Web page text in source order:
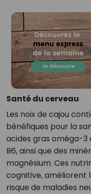
Santé du cerveau
Les noix de cajou
bénéfiques pour la
acides gras oméga-3
B6, ainsi que des
magnésium. Ces
cognitive, améliorent
risque de maladies